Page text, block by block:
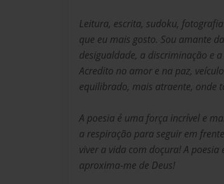
Leitura, escrita, sudoku,
que eu mais gosto. Sou amante
desigualdade, a discriminação e
Acredito no amor e na paz,
equilibrado, mais atraente, onde
A poesia é uma força incrível e
a respiração para seguir em
viver a vida com doçura! A
aproxima-me de Deus!